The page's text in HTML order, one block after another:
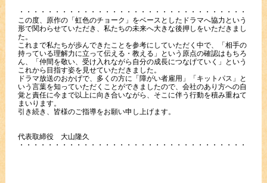
・・・・・・・・・・・・・・・・・・・・・・・・・・・・・・・・・・
この度、原作の「虹色のチョーク」をベースとしたドラマへ協力という
形で関わらせていただき、私たちの未来へ大きな後押しをいただきまし
た。
これまで私たちが歩んできたことを参考にしていただく中で、「相手の
持っている理解力に立って伝える・教える」という原点の確認はもちろ
ん、「仲間を敬い、受け入れながら自分の成長につなげていく」という
これから目指す姿を見せていただきました。
ドラマ放送のおかげで、多くの方に「障がい者雇用」「キットパス」と
いう言葉を知っていただくことができましたので、会社のあり方への自
覚と責任に今まで以上に向き合いながら、そこに伴う行動を積み重ねて
まいります。
引き続き、皆様のご指導をお願い申し上げます。
代表取締役 大山隆久
・・・・・・・・・・・・・・・・・・・・・・・・・・・・・・・・・・